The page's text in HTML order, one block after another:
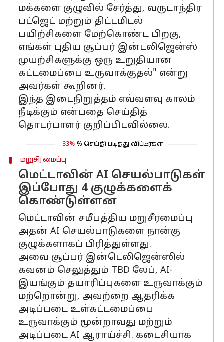
மக்களை குழுவில் சேர்த்து, வருடாந்திர
பட்ஜெட் மற்றும் திட்டமிடல்
பயிற்சிகளை மேற்கொண்ட பிறகு,
எங்கள் புதிய சூப்பர் இன்டலிஜென்ஸ்
முயற்சிகளுக்கு ஒரு உறுதியான
கட்டமைப்பை உருவாக்குதல்" என்று
அவர்கள் கூறினர்.
இந்த இடைநிறுத்தம் எவ்வளவு காலம்
நீடிக்கும் என்பதை செய்தித்
தொடர்பாளர் குறிப்பிடவில்லை.
33% % செய்தி படித்து விட்டீர்கள்
மறுசீரமைப்பு
மெட்டாவின் AI செயல்பாடுகள்
இப்போது 4 குழுக்களைக்
கொண்டுள்ளன
மெட்டாவின் சமீபத்திய மறுசீரமைப்பு
அதன் AI செயல்பாடுகளை நான்கு
குழுக்களாகப் பிரித்துள்ளது.
அவை சூப்பர் இன்டெலிஜென்ஸில்
கவனம் செலுத்தும் TBD லேப், AI-
இயங்கும் தயாரிப்புகளை உருவாக்கும்
மற்றொன்று, அவற்றை ஆதரிக்க
அடிப்படை உள்கட்டமைப்பை
உருவாக்கும் மூன்றாவது மற்றும்
அடிப்படை AI ஆராய்ச்சி. கடைசியாக